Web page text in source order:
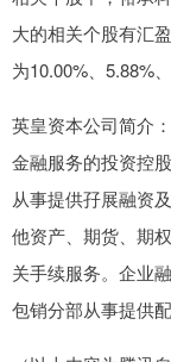
大的相关个股有汇
为10.00%、5.88%、
英皇资本公司简介
金融服务的投资控
从事提供孖展融资
他资产、期货、期
关手续服务。企业
包销分部从事提供